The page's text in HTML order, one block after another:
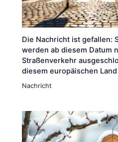
Die Nachricht ist gefallen:
werden ab diesem Datum
Straßenverkehr
diesem europäischen Land
Nachricht